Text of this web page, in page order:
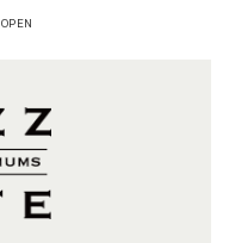
OPEN